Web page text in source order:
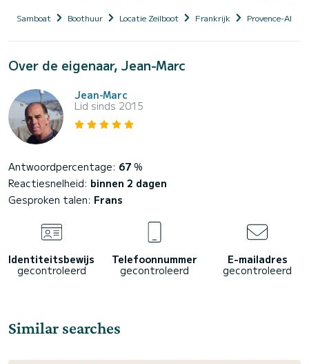
Samboat Boothuur Locatie Zeilboot Frankrijk Provence-
Over de eigenaar, Jean-Marc
Jean-Marc
Lid sinds 2015
Antwoordpercentage: 67 %
Reactiesnelheid: binnen 2 dagen
Gesproken talen: Frans
Identiteitsbewijs
gecontroleerd
Telefoonnummer
gecontroleerd
E-mailadres
gecontroleerd
Similar searches